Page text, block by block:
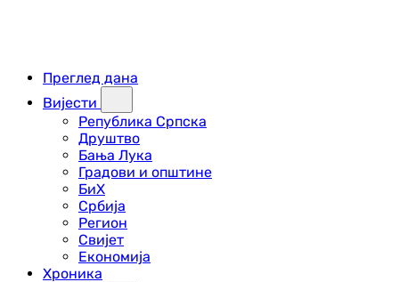
Преглед дана
Вијести
Република Српска
Друштво
Бања Лука
Градови и општине
БиХ
Србија
Регион
Свијет
Економија
Хроника